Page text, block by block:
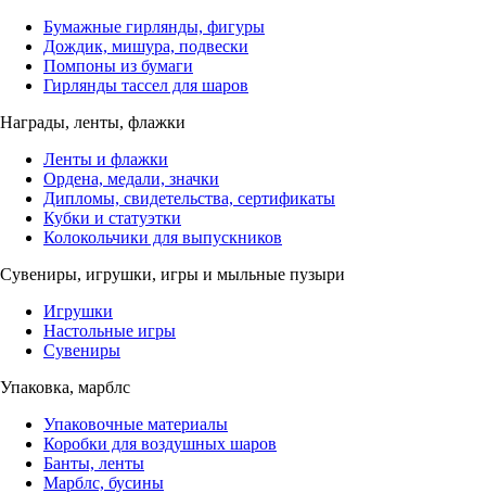
Бумажные гирлянды, фигуры
Дождик, мишура, подвески
Помпоны из бумаги
Гирлянды тассел для шаров
Награды, ленты, флажки
Ленты и флажки
Ордена, медали, значки
Дипломы, свидетельства, сертификаты
Кубки и статуэтки
Колокольчики для выпускников
Сувениры, игрушки, игры и мыльные пузыри
Игрушки
Настольные игры
Сувениры
Упаковка, марблс
Упаковочные материалы
Коробки для воздушных шаров
Банты, ленты
Марблс, бусины